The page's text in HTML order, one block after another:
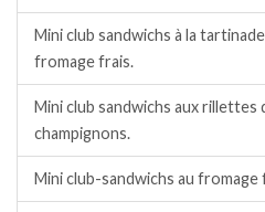
Mini club sandwichs à la
fromage frais.
Mini club sandwichs aux rillettes
champignons.
Mini club-sandwichs au